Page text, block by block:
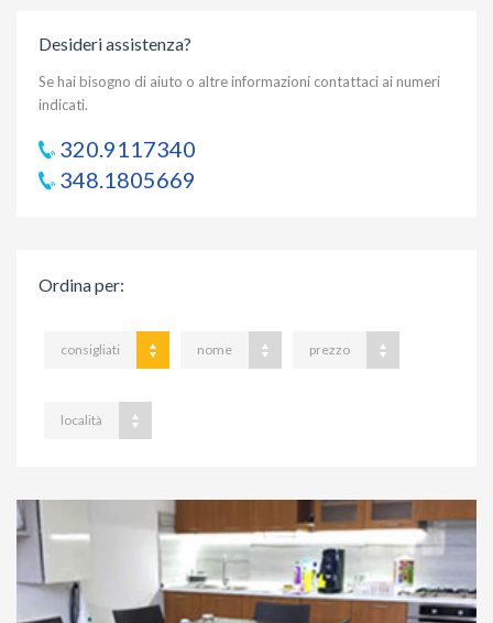
Desideri assistenza?
Se hai bisogno di aiuto o altre informazioni contattaci ai numeri
indicati.
320.9117340
348.1805669
Ordina per:
consigliati nome prezzo
località